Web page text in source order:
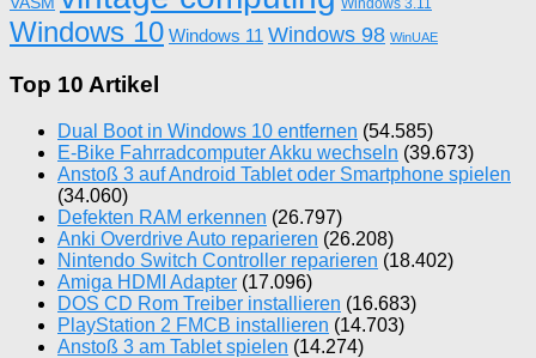
Windows 3.11
Windows 10 Windows 11 Windows 98 WinUAE
Top 10 Artikel
Dual Boot in Windows 10 entfernen (54.585)
E-Bike Fahrradcomputer Akku wechseln (39.673)
Anstoß 3 auf Android Tablet oder Smartphone spielen
(34.060)
Defekten RAM erkennen (26.797)
Anki Overdrive Auto reparieren (26.208)
Nintendo Switch Controller reparieren (18.402)
Amiga HDMI Adapter (17.096)
DOS CD Rom Treiber installieren (16.683)
PlayStation 2 FMCB installieren (14.703)
Anstoß 3 am Tablet spielen (14.274)